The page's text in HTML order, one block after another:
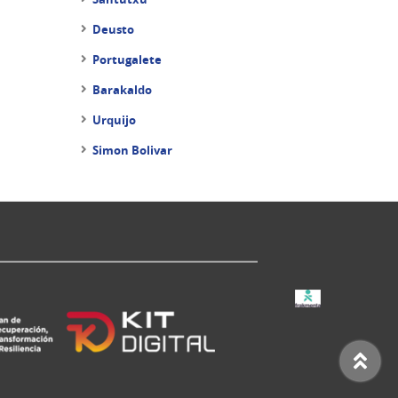
Deusto
Portugalete
Barakaldo
Urquijo
Simon Bolivar